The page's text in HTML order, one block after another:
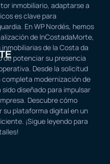
inmobiliario, adaptarse a
es clave para
En WP Nordés, hemos
de InCostadaMorte,
de la Costa da
potenciar su presencia
Desde la solicitud
completa modernización de
diseñado para impulsar
Descubre cómo
su plataforma digital en un
¡Sigue leyendo para